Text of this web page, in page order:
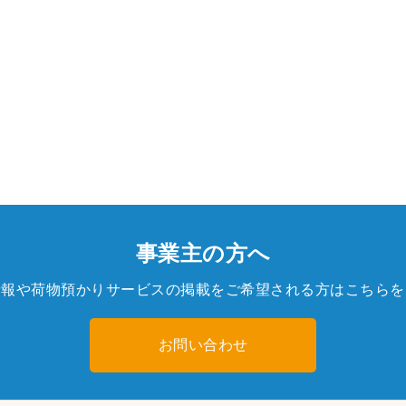
事業主の方へ
や荷物預かりサービスの掲載をご希望される方はこちらを
お問い合わせ